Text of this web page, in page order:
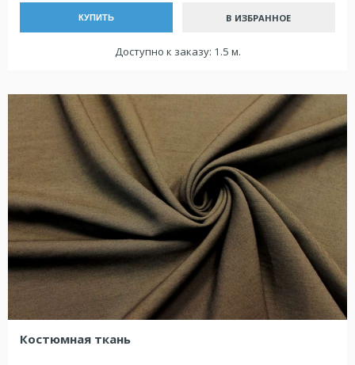
КУПИТЬ В ИЗБРАННОЕ
Доступно к заказу: 1.5 м.
Костюмная ткань